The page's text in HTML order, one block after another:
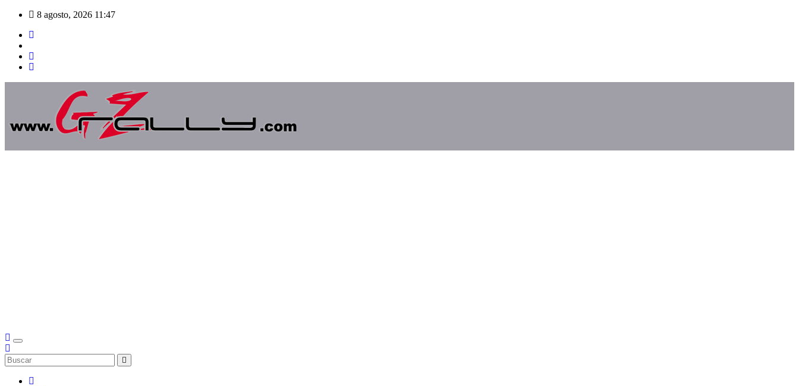
Saltar
contenido
8 agosto, 2026 11:47